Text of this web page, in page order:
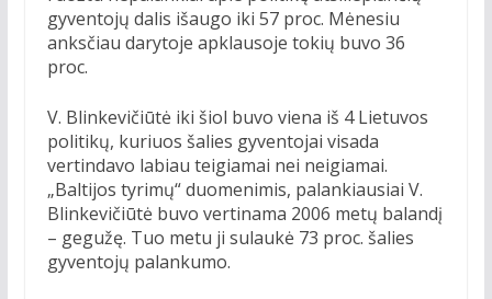
gyventojų dalis išaugo iki 57 proc. Mėnesiu
anksčiau darytoje apklausoje tokių buvo 36
proc.
V. Blinkevičiūtė iki šiol buvo viena iš 4 Lietuvos
politikų, kuriuos šalies gyventojai visada
vertindavo labiau teigiamai nei neigiamai.
„Baltijos tyrimų“ duomenimis, palankiausiai V.
Blinkevičiūtė buvo vertinama 2006 metų balandį
– gegužę. Tuo metu ji sulaukė 73 proc. šalies
gyventojų palankumo.